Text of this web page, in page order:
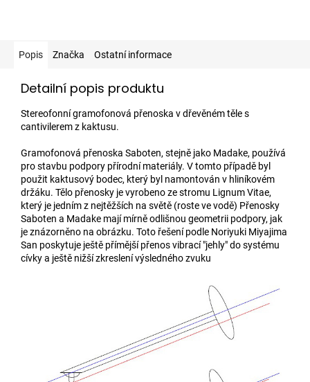
Popis Značka Ostatní informace
Detailní popis produktu
Stereofonní gramofonová přenoska v dřevěném těle s
cantivilerem z kaktusu.
Gramofonová přenoska Saboten, stejně jako Madake, používá
pro stavbu podpory přírodní materiály. V tomto případě byl
použit kaktusový bodec, který byl namontován v hliníkovém
držáku. Tělo přenosky je vyrobeno ze stromu Lignum Vitae,
který je jedním z nejtěžších na světě (roste ve vodě) Přenosky
Saboten a Madake mají mírně odlišnou geometrii podpory, jak
je znázorněno na obrázku. Toto řešení podle Noriyuki Miyajima
San poskytuje ještě přímější přenos vibrací "jehly" do systému
cívky a ještě nižší zkreslení výsledného zvuku